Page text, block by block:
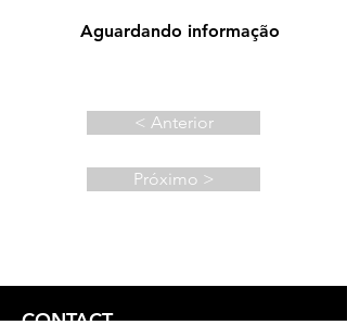
Aguardando informação
< Anterior
Próximo >